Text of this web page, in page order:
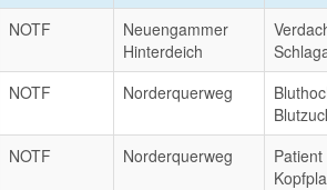
NOTF
Neuengammer
Hinterdeich
NOTF Norderquerweg
NOTF Norderquerweg